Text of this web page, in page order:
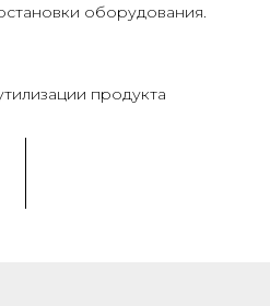
оборудования.
продукта